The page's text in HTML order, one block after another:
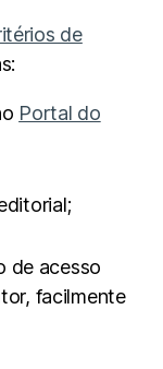
de
Portal do
de acesso
facilmente